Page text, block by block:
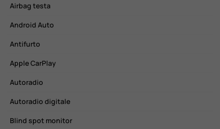
Airbag testa
Android Auto
Antifurto
Apple CarPlay
Autoradio
Autoradio digitale
Blind spot monitor